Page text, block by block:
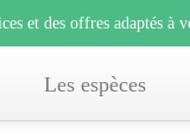
et des offres
Les espèces
et des offres adaptés à
des offres adaptés